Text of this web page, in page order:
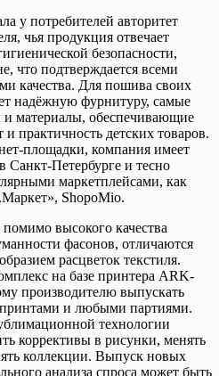
у потребителей авторитет
чья продукция отвечает
безопасности,
что подтверждается всеми
качества. Для пошива своих
надёжную фурнитуру, самые
материалы, обеспечивающие
практичность детских товаров.
площадки, компания имеет
Санкт-Петербурге и тесно
маркетплейсами, как
ShopoMio.
высокого качества
фасонов, отличаются
расцветок текстиля.
на базе принтера ARK-
производителю выпускать
и любыми партиями.
технологии
коррективы в рисунки, менять
коллекции. Выпуск новых
анализа спроса может быть